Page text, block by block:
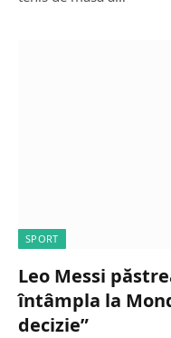
SPORT
Leo Messi
întâmpla la
decizie”